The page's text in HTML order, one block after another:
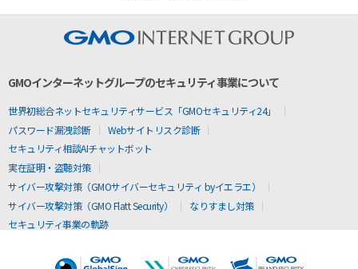
GMOインターネットグループのセキュリティ事業について
世界初総合ネットセキュリティサービス「GMOセキュリティ24」
パスワード漏洩診断
Webサイトリスク診断
セキュリティ相談AIチャットボット
実在証明・盗聴対策
サイバー攻撃対策（GMOサイバーセキュリティ byイエラエ）
サイバー攻撃対策（GMO Flatt Security）
なりすまし対策
セキュリティ事業の軌跡